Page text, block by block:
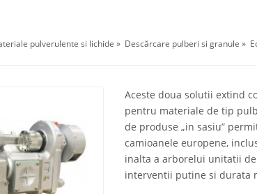
pulverulente si lichide » Descărcare pulberi si granule »
Aceste doua solutii extind
pentru materiale de tip
de produse „in sasiu”
camioanele europene,
inalta a arborelui unitatii
interventii putine si durata